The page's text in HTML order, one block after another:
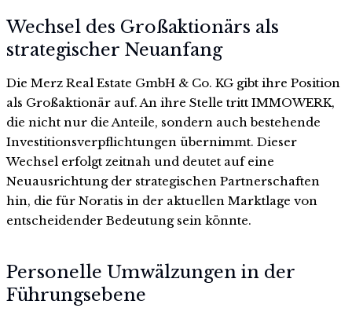
Wechsel des Großaktionärs als
strategischer Neuanfang
Die Merz Real Estate GmbH & Co. KG gibt ihre Position
als Großaktionär auf. An ihre Stelle tritt IMMOWERK,
die nicht nur die Anteile, sondern auch bestehende
Investitionsverpflichtungen übernimmt. Dieser
Wechsel erfolgt zeitnah und deutet auf eine
Neuausrichtung der strategischen Partnerschaften
hin, die für Noratis in der aktuellen Marktlage von
entscheidender Bedeutung sein könnte.
Personelle Umwälzungen in der
Führungsebene